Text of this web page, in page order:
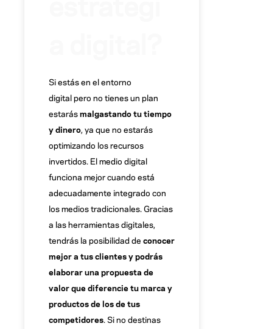
Si estás en el entorno
digital pero no tienes un plan
estarásmalgastando tu tiempo
y dinero, ya que no estarás
optimizando los recursos
invertidos. El medio digital
funciona mejor cuando está
adecuadamente integrado con
los medios tradicionales. Gracias
a las herramientas digitales,
tendrás la posibilidad de conocer
mejor a tus clientes y podrás
elaborar una propuesta de
valor que diferencie tu marca y
productos de los de tus
competidores. Si no destinas